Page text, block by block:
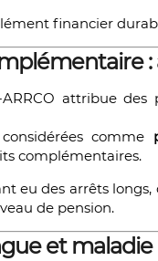
financier
ARRCO attribue
comme
complémentaires.
eu des arrêts
de pension.
et